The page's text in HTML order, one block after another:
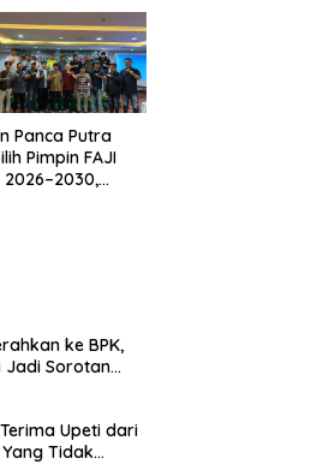
Panca Putra
Pimpin FAJI
2026–2030,
ke BPK,
Jadi Sorotan
Upeti dari
Yang Tidak